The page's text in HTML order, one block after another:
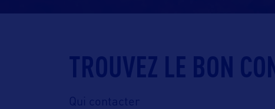
TROUVEZ LE BON
Qui contacter